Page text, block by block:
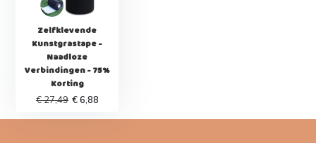
Zelfklevende
Kunstgrastape -
Naadloze
Verbindingen - 75%
Korting
€ 27,49 € 6,88